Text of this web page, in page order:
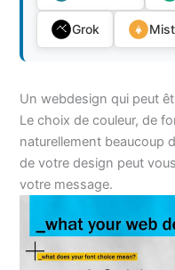
Grok
Un webdesign qui peut
Le choix de couleur, de
naturellement beaucoup
de votre design peut
votre message.